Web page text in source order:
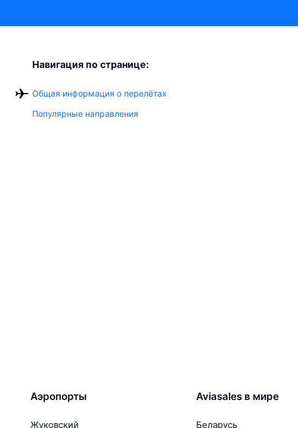
Навигация по странице:
Общая информация о перелётах
Популярные направления
Аэропорты
Жуковский
Aviasales в мире
Беларусь